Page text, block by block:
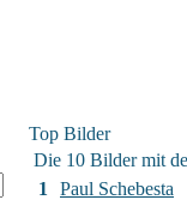
Top Bilder
Die 10 Bilder mit
1
Paul Schebesta